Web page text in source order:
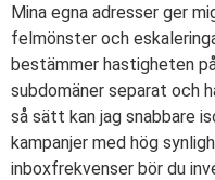
Mina egna adresser ger
felmönster och
bestämmer hastigheten
subdomäner separat och
så sätt kan jag snabbare
kampanjer med hög
inboxfrekvenser bör du